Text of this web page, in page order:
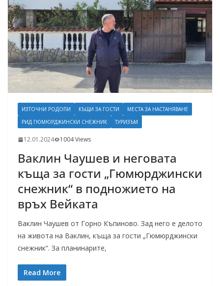
ИЗТОЧНИ РОДОПИ КЪЩИ ЗА ГОСТИ
МЕСТА ЗА НАСТАНЯВАНЕ
РИД ГЮМЮРДЖИНСКИ СНЕЖНИК
ТУРИЗЪМ
12.01.2024 1004 Views
Ваклин Чаушев и неговата
къща за гости „Гюмюрджински
снежник“ в подножието на
връх Вейката
Ваклин Чаушев от Горно Къпиново. Зад него е делото
на живота на Ваклин, къща за гости „Гюмюрджински
снежник“. За планинарите,
Read More